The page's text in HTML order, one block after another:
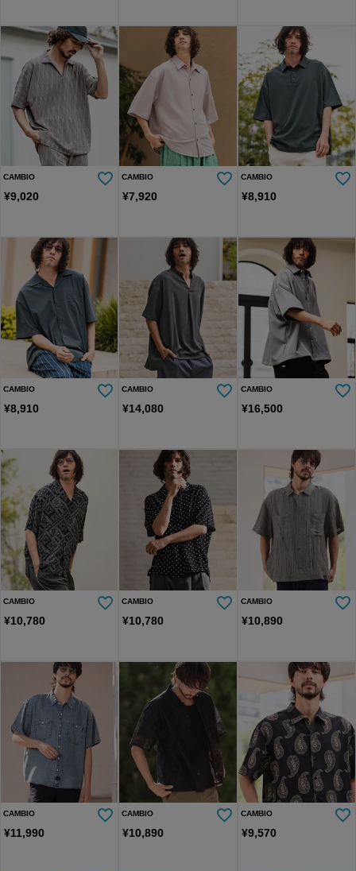
CAMBIO
¥9,020
CAMBIO
¥7,920
CAMBIO
¥8,910
CAMBIO
¥8,910
CAMBIO
¥14,080
CAMBIO
¥16,500
CAMBIO
¥10,780
CAMBIO
¥10,780
CAMBIO
¥10,890
CAMBIO
¥11,990
CAMBIO
¥10,890
CAMBIO
¥9,570